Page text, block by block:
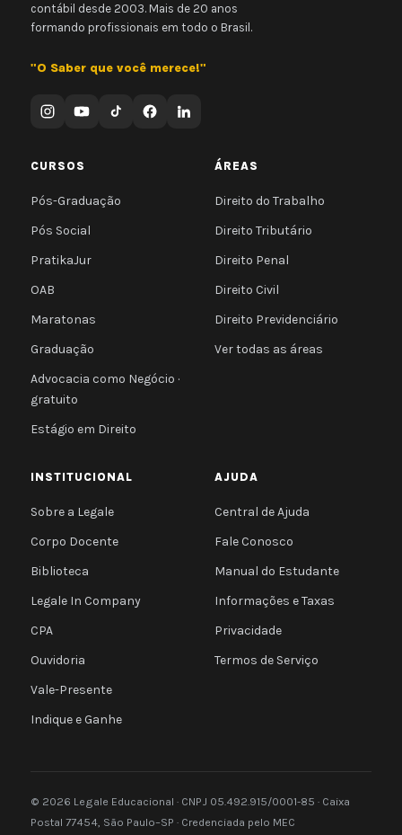
contábil desde 2003. Mais de 20 anos
formando profissionais em todo o Brasil.
"O Saber que você merece!"
CURSOS
Pós-Graduação
Pós Social
PratikaJur
OAB
Maratonas
Graduação
Advocacia como Negócio ·
gratuito
Estágio em Direito
ÁREAS
Direito do Trabalho
Direito Tributário
Direito Penal
Direito Civil
Direito Previdenciário
Ver todas as áreas
INSTITUCIONAL
Sobre a Legale
Corpo Docente
Biblioteca
Legale In Company
CPA
Ouvidoria
Vale-Presente
Indique e Ganhe
AJUDA
Central de Ajuda
Fale Conosco
Manual do Estudante
Informações e Taxas
Privacidade
Termos de Serviço
© 2026 Legale Educacional · CNPJ 05.492.915/0001-85 · Caixa
Postal 77454, São Paulo–SP · Credenciada pelo MEC